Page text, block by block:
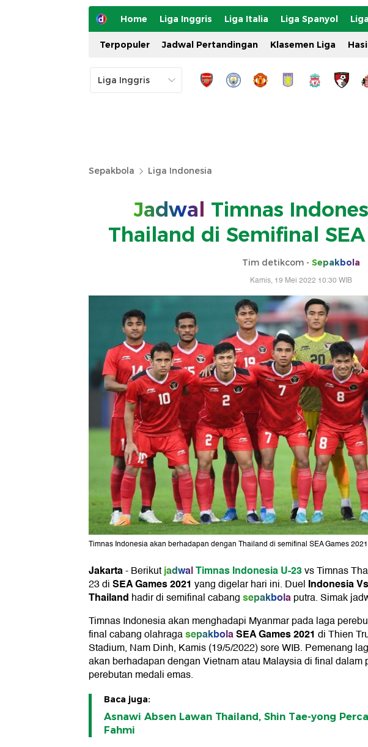
Home Liga Inggris Liga Italia Liga Spanyol
Terpopuler Jadwal Pertandingan Klasemen Liga
Sepakbola Liga Indonesia
Jadwal Timnas
Thailand di Semifinal SEA
Tim detikcom - Sepakbola
Kamis, 19 Mei 2022 10:30 WIB
Timnas Indonesia akan berhadapan dengan Thailand di semifinal SEA Games
Jakarta-BerikutjadwalTimnas Indonesia U-23vs Timnas
23 diSEA Games 2021 yang digelar hari ini. Duel Indonesia Vs
Thailand hadir di semifinal cabangsepakbolaputra. Simak
Timnas Indonesia akan menghadapi Myanmar pada laga
final cabang olahragasepakbolaSEA Games 2021 di Thien
Stadium, Nam Dinh, Kamis (19/5/2022) sore WIB. Pemenang
akan berhadapan dengan Vietnam atau Malaysia di final dalam
perebutan medali emas.
Baca juga:
Asnawi Absen Lawan Thailand, Shin Tae-yong
Fahmi